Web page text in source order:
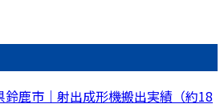
鈴鹿市｜射出成形機搬出実績（約18